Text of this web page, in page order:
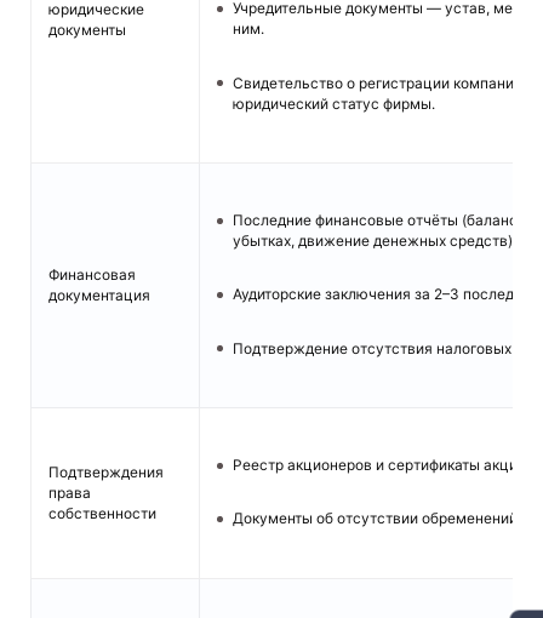
юридические
документы
Учредительные документы — устав,
ним.
Свидетельство о регистрации компании
юридический статус фирмы.
Финансовая
документация
Последние финансовые отчёты (баланс,
убытках, движение денежных средств).
Аудиторские заключения за 2–3 последних
Подтверждение отсутствия налоговых
Подтверждения
права
собственности
Реестр акционеров и сертификаты акций.
Документы об отсутствии обременений